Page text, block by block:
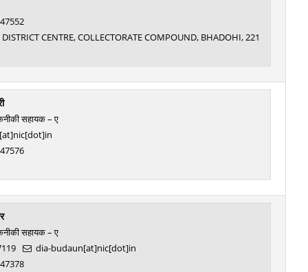
CENTRE, COLLECTORATE COMPOUND, BHADOHI, 221
सहायक – ए
सहायक – ए
dia-budaun[at]nic[dot]in